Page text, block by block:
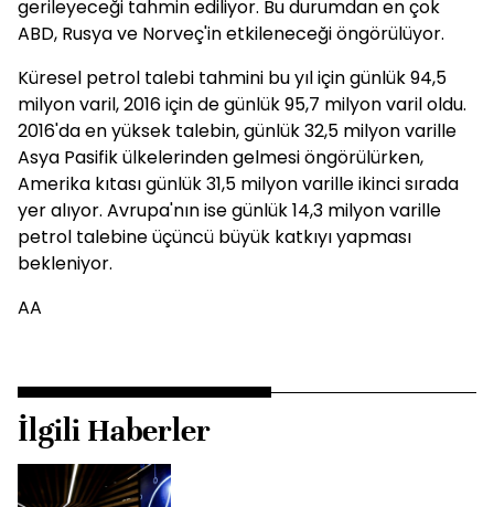
gerileyeceği tahmin ediliyor. Bu durumdan en çok
ABD, Rusya ve Norveç'in etkileneceği öngörülüyor.
Küresel petrol talebi tahmini bu yıl için günlük 94,5
milyon varil, 2016 için de günlük 95,7 milyon varil oldu.
2016'da en yüksek talebin, günlük 32,5 milyon varille
Asya Pasifik ülkelerinden gelmesi öngörülürken,
Amerika kıtası günlük 31,5 milyon varille ikinci sırada
yer alıyor. Avrupa'nın ise günlük 14,3 milyon varille
petrol talebine üçüncü büyük katkıyı yapması
bekleniyor.
AA
İlgili Haberler